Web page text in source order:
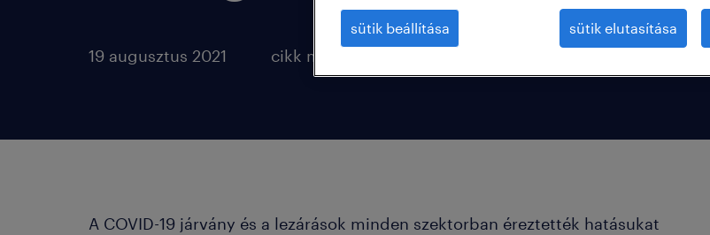
19 augusztus 2021 cikk megosztása
A COVID-19 járvány és a lezárások minden szektorban éreztették hatásukat
sütik beállítása sütik elutasítása